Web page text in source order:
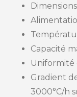
Capacité
Uniformité
Gradient
3000°C/h